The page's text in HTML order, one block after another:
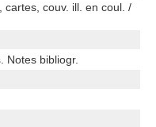
cartes, couv. ill. en coul. /
Notes bibliogr.